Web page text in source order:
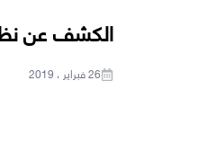
الكشف عن
26 فبراير ، 2019